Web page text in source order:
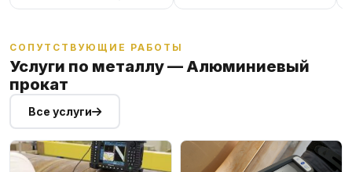
СОПУТСТВУЮЩИЕ РАБОТЫ
Услуги по металлу — Алюминиевый
прокат
Все услуги